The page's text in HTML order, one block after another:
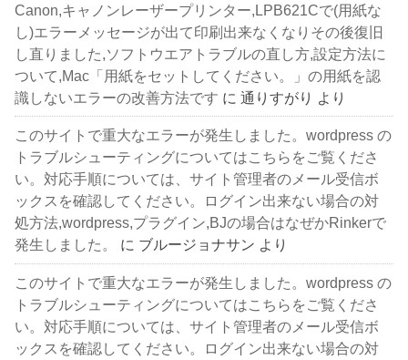
Canon,キャノンレーザープリンター,LPB621Cで(用紙な
し)エラーメッセージが出て印刷出来なくなりその後復旧
し直りました,ソフトウエアトラブルの直し方,設定方法に
ついて,Mac「用紙をセットしてください。」の用紙を認
識しないエラーの改善方法です に通りすがり より
このサイトで重大なエラーが発生しました。wordpress の
トラブルシューティングについてはこちらをご覧くださ
い。対応手順については、サイト管理者のメール受信ボ
ックスを確認してください。ログイン出来ない場合の対
処方法,wordpress,プラグイン,BJの場合はなぜかRinkerで
発生しました。
に ブルージョナサン より
このサイトで重大なエラーが発生しました。wordpress の
トラブルシューティングについてはこちらをご覧くださ
い。対応手順については、サイト管理者のメール受信ボ
ックスを確認してください。ログイン出来ない場合の対